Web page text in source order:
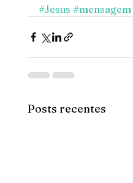
#Jesus #mensagem
Posts recentes